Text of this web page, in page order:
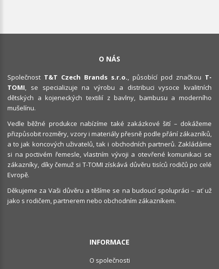
O NÁS
Společnost T&T Czech Brands s.r.o., působící pod značkou T-
TOMI, se specializuje na výrobu a distribuci vysoce kvalitních
dětských a kojeneckých textilií z bavlny, bambusu a moderního
mušelínu.
Vedle běžné produkce nabízíme také zakázkové šití – dokážeme
přizpůsobit rozměry, vzory i materiály přesně podle přání zákazníků,
a to jak koncových uživatelů, tak i obchodních partnerů. Zakládáme
si na poctivém řemesle, vlastním vývoji a otevřené komunikaci se
zákazníky, díky čemuž si T-TOMI získává důvěru tisíců rodičů po celé
Evropě.
Děkujeme za Vaši důvěru a těšíme se na budoucí spolupráci – ať už
jako s rodičem, partnerem nebo obchodním zákazníkem.
INFORMACE
O společnosti